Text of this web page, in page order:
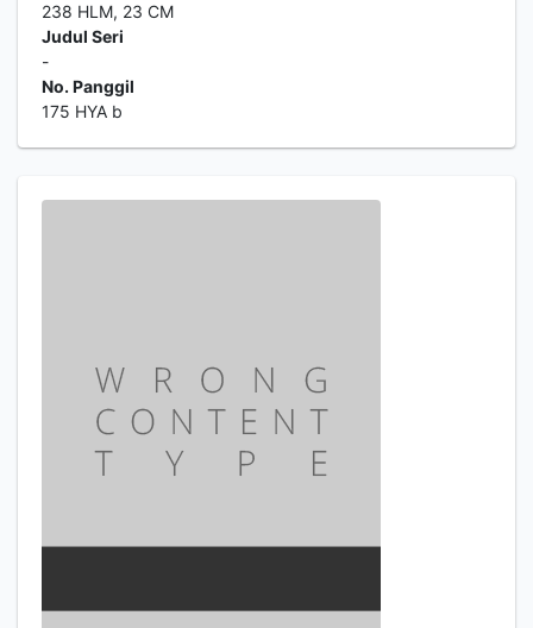
238 HLM, 23 CM
Judul Seri
-
No. Panggil
175 HYA b